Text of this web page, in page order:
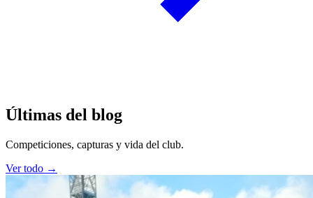
Últimas del blog
Competiciones, capturas y vida del club.
Ver todo →